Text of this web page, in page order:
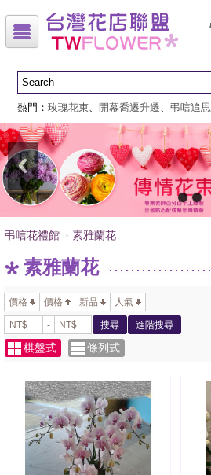
熱門：玫瑰花束、 開幕喬遷升遷、弔唁追思
弔唁花禮館 > 素雅蘭花
素雅蘭花
價格 價格 新品 人氣
- 搜尋 進階搜尋
棋盤式 條列式